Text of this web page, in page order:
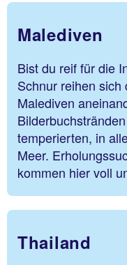
Malediven
Bist du reif für die
Schnur reihen
Malediven
temperierten, in
Meer.
kommen hier voll
Thailand